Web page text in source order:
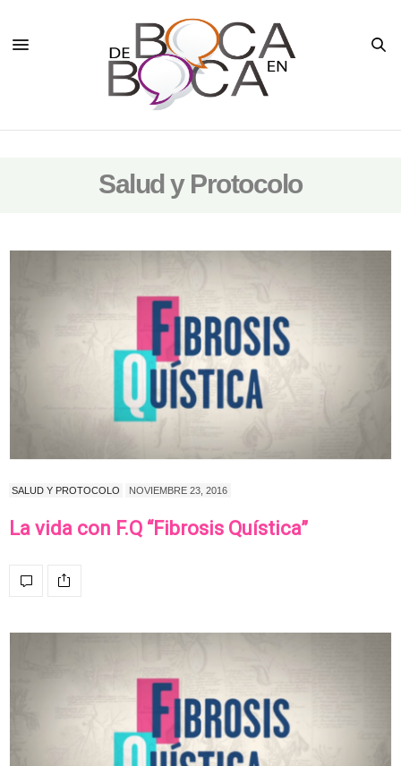
Salud y Protocolo
SALUD Y PROTOCOLO NOVIEMBRE 23, 2016
La vida con F.Q “Fibrosis Quística”